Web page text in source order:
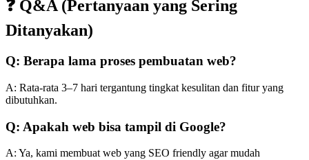
❓ Q&A (Pertanyaan yang Sering
Ditanyakan)
Q: Berapa lama proses pembuatan web?
A: Rata-rata 3–7 hari tergantung tingkat kesulitan dan fitur yang
dibutuhkan.
Q: Apakah web bisa tampil di Google?
A: Ya, kami membuat web yang SEO friendly agar mudah